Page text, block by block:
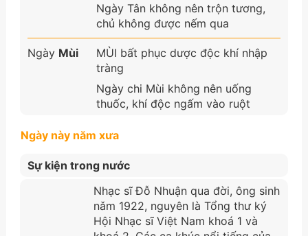
Ngày Tân không nên trộn tương,
chủ không được nếm qua
Ngày Mùi
MÙI bất phục dược độc khí nhập
tràng
Ngày chi Mùi không nên uống
thuốc, khí độc ngấm vào ruột
Ngày này năm xưa
Sự kiện trong nước
Nhạc sĩ Đỗ Nhuận qua đời, ông sinh
nǎm 1922, nguyên là Tổng thư ký
Hội Nhạc sĩ Việt Nam khoá 1 và